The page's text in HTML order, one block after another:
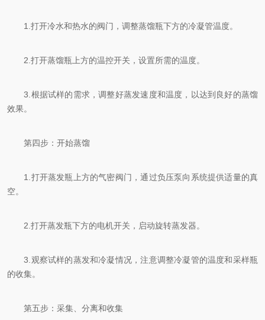
1.打开冷水和热水的阀门，调整蒸馏瓶下方的冷凝管温度。
2.打开蒸馏瓶上方的温控开关，设置所需的温度。
3.根据试样的需求，调整好蒸发速度和温度，以达到良好的蒸馏
效果。
第四步：开始蒸馏
1.打开蒸发瓶上方的气密阀门，通过负压泵向系统提供适量的真
空。
2.打开蒸发瓶下方的电机开关，启动旋转蒸发器。
3.观察试样的蒸发和冷凝情况，注意调整冷凝管的温度和采样瓶
的收集。
第五步：采集、分离和收集